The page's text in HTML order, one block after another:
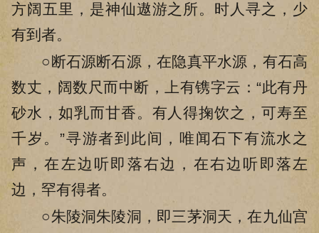
方阔五里，是神仙遨游之所。时人寻之，少
有到者。
○断石源断石源，在隐真平水源，有石高
数丈，阔数尺而中断，上有镌字云：“此有丹
砂水，如乳而甘香。有人得掬饮之，可寿至
千岁。”寻游者到此间，唯闻石下有流水之
声，在左边听即落右边，在右边听即落左
边，罕有得者。
○朱陵洞朱陵洞，即三茅洞天，在九仙宫